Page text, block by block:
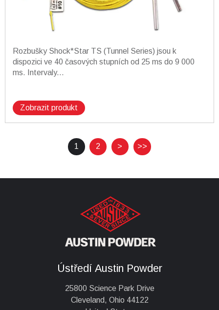
Rozbušky Shock*Star TS (Tunnel Series) jsou k
dispozici ve 40 časových stupních od 25 ms do 9 000
ms. Intervaly...
Zobrazit produkt
1 2 > >>
Ústředí Austin Powder
25800 Science Park Drive
Cleveland, Ohio 44122